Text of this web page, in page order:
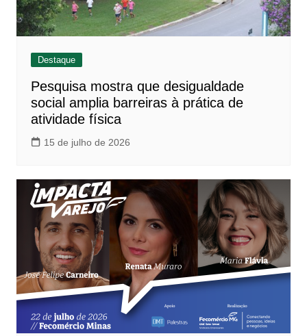
Destaque
Pesquisa mostra que desigualdade
social amplia barreiras à prática de
atividade física
15 de julho de 2026